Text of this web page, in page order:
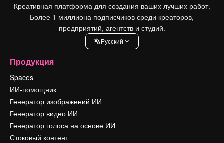
Креативная платформа для создания ваших лучших работ.
Более 1 миллиона подписчиков среди креаторов,
предприятий, агентств и студий.
Pусский
Продукция
Spaces
ИИ-помощник
Генератор изображений ИИ
Генератор видео ИИ
Генератор голоса на основе ИИ
Стоковый контент